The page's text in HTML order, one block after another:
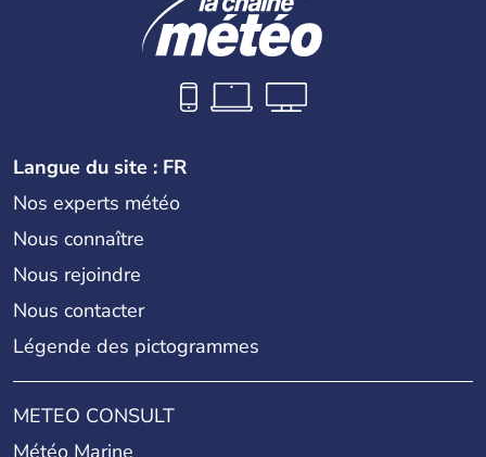
Langue du site : FR
Nos experts météo
Nous connaître
Nous rejoindre
Nous contacter
Légende des pictogrammes
METEO CONSULT
Météo Marine